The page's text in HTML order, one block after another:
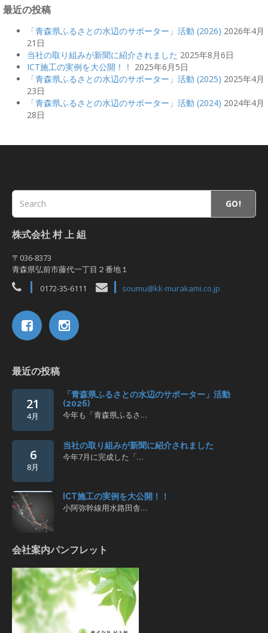
最近の投稿
「青森県ふるさとの水辺のサポーター」活動 (2026) 2026年4月
21日
当社の取り組みが新聞に紹介されました 2025年8月6日
ICT施工の実例を大公開！！ 2025年6月5日
「青森県ふるさとの水辺のサポーター」活動 (2025) 2025年4月
23日
「青森県ふるさとの水辺のサポーター」活動 (2024) 2024年4月
28日
GO!
株式会社 村 上 組
〒036-8373
青森県弘前市藤代一丁目２番地１
0172-35-6111
soumu@kk-murakami.co.jp
最近の投稿
21
4月
「青森県ふるさとの水辺のサポーター」活動
(2026)
今年も「青森県ふるさ…
6
8月
当社の取り組みが新聞に紹介されました
今年7月に完成した「…
ICT施工の実例を大公開！！
小阿弥幹線用水路田舎…
会社案内パンフレット